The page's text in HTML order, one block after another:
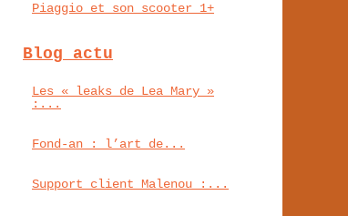
Piaggio et son scooter 1+
Blog actu
Les « leaks de Lea Mary »
:...
Fond‑an : l’art de...
Support client Malenou :...